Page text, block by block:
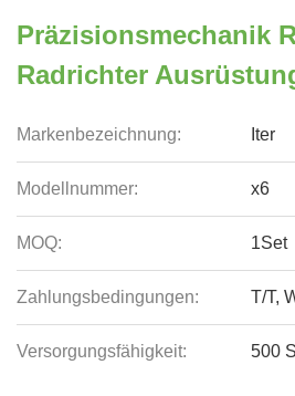
Präzisionsmechanik
Radrichter
Markenbezeichnung: Iter
Modellnummer: x6
MOQ: 1Set
Zahlungsbedingungen: T/T,
Versorgungsfähigkeit: 500